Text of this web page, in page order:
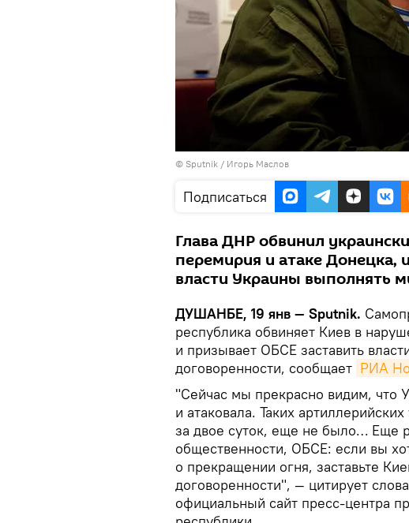
© Sputnik / Игорь Маслов
Подписаться
Глава ДНР обвинил
перемирия и атаке Донецка,
власти Украины выполнять
ДУШАНБЕ, 19 янв — Sputnik.
республика обвиняет Киев в
и призывает ОБСЕ заставить
договоренности, сообщает РИА
"Сейчас мы прекрасно видим, что
и атаковала. Таких
за двое суток, еще не было… Еще
общественности, ОБСЕ: если вы
о прекращении огня, заставьте
договоренности", — цитирует
официальный сайт пресс-центра